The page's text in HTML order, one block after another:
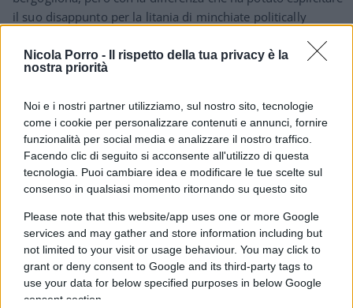
Nicola Porro -
Il rispetto della tua privacy è la
nostra priorità
Noi e i nostri partner utilizziamo, sul nostro sito, tecnologie
come i cookie per personalizzare contenuti e annunci, fornire
funzionalità per social media e analizzare il nostro traffico.
Facendo clic di seguito si acconsente all'utilizzo di questa
tecnologia. Puoi cambiare idea e modificare le tue scelte sul
consenso in qualsiasi momento ritornando su questo sito
Please note that this website/app uses one or more Google
services and may gather and store information including but
not limited to your visit or usage behaviour. You may click to
grant or deny consent to Google and its third-party tags to
use your data for below specified purposes in below Google
consent section.
il suo disappunto per la litania di minchiate politically
posto di Mattarella che possa dire a Bergoglio “non mi sei
piaciuto”?
Rispondi
giupor
22 Gennaio 2025, 18:39 18:39
O.T. come molti commensali sanno, sarei severissimo vs
immigrazione illegale e delinquenti.
Ma ciò che succede a Torino, all’ufficio immigrazione (con
code di giorni per ottenere un appuntamento), NON È
DEGNO DI UN PAESE CIVILE.